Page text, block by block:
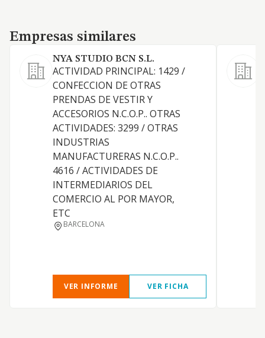
Empresas similares
Empresas similares
NYA STUDIO BCN S.L.
ACTIVIDAD PRINCIPAL: 1429 /
CONFECCION DE OTRAS
PRENDAS DE VESTIR Y
ACCESORIOS N.C.O.P.. OTRAS
ACTIVIDADES: 3299 / OTRAS
INDUSTRIAS
MANUFACTURERAS N.C.O.P..
4616 / ACTIVIDADES DE
INTERMEDIARIOS DEL
COMERCIO AL POR MAYOR,
ETC
BARCELONA
VER INFORME VER FICHA